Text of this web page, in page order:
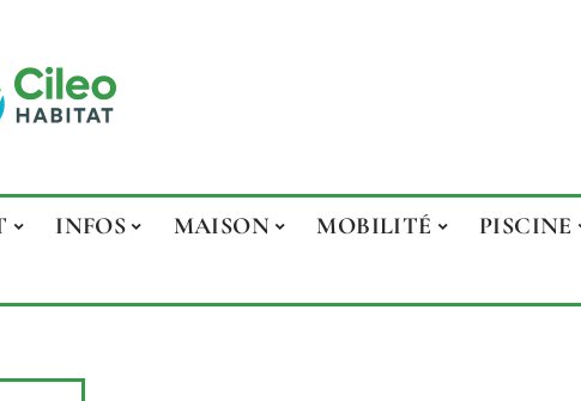
INFOS MAISON MOBILITÉ
PISCINE